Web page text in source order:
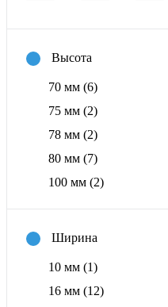
Высота
70 мм (6)
75 мм (2)
78 мм (2)
80 мм (7)
100 мм (2)
Ширина
10 мм (1)
16 мм (12)